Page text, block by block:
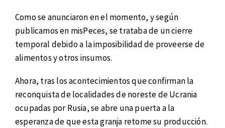
Como se anunciaron en el momento, y según
publicamos en misPeces, se trataba de un cierre
temporal debido a la imposibilidad de proveerse de
alimentos y otros insumos.
Ahora, tras los acontecimientos que confirman la
reconquista de localidades de noreste de Ucrania
ocupadas por Rusia, se abre una puerta a la
esperanza de que esta granja retome su producción.